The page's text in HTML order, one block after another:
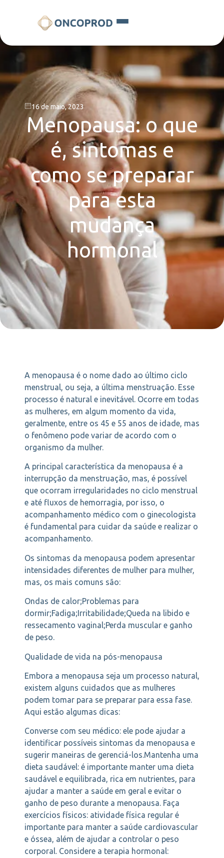
16 de maio, 2023
Menopausa: o que
é, sintomas e
como se preparar
para esta
mudança
hormonal
A menopausa é o nome dado ao último ciclo
menstrual, ou seja, a última menstruação. Esse
processo é natural e inevitável. Ocorre em todas
as mulheres, em algum momento da vida,
geralmente, entre os 45 e 55 anos de idade, mas
o fenômeno pode variar de acordo com o
organismo da mulher.
A principal característica da menopausa é a
interrupção da menstruação, mas, é possível
que ocorram irregularidades no ciclo menstrual
e até fluxos de hemorragia, por isso, o
acompanhamento médico com o ginecologista
é fundamental para cuidar da saúde e realizar o
acompanhamento.
Os sintomas da menopausa podem apresentar
intensidades diferentes de mulher para mulher,
mas, os mais comuns são:
Ondas de calor;Problemas para
dormir;Fadiga;Irritabilidade;Queda na libido e
ressecamento vaginal;Perda muscular e ganho
de peso.
Qualidade de vida na pós-menopausa
Embora a menopausa seja um processo natural,
existem alguns cuidados que as mulheres
podem tomar para se preparar para essa fase.
Aqui estão algumas dicas:
Converse com seu médico: ele pode ajudar a
identificar possíveis sintomas da menopausa e
sugerir maneiras de gerenciá-los.Mantenha uma
dieta saudável: é importante manter uma dieta
saudável e equilibrada, rica em nutrientes, para
ajudar a manter a saúde em geral e evitar o
ganho de peso durante a menopausa. Faça
exercícios físicos: atividade física regular é
importante para manter a saúde cardiovascular
e óssea, além de ajudar a controlar o peso
corporal. Considere a terapia hormonal: